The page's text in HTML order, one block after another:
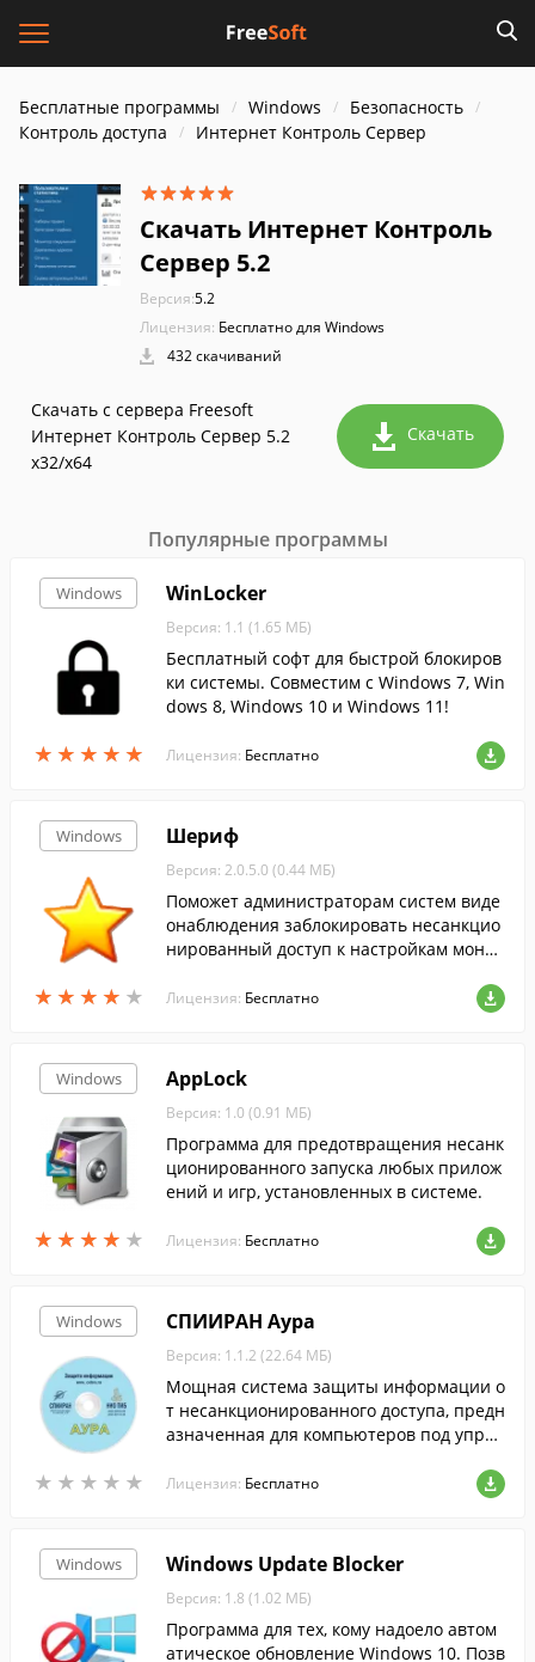
Бесплатные программы Windows
Безопасность
Контроль доступа
Интернет Контроль Сервер
Скачать Интернет Контроль
Сервер 5.2
Версия:5.2
Лицензия: Бесплатно для Windows
432 скачиваний
Скачать с сервера Freesoft
Интернет Контроль Сервер 5.2
x32/x64
Скачать
Популярные программы
Windows
★ ★ ★ ★ ★
★ ★ ★ ★ ★
WinLocker
Версия: 1.1 (1.65 МБ)
Бесплатный софт для быстрой блокиров
ки системы. Совместим с Windows 7, Win
dows 8, Windows 10 и Windows 11!
Лицензия: Бесплатно
Windows
★ ★ ★ ★ ★
★ ★ ★ ★ ★
Шериф
Версия: 2.0.5.0 (0.44 МБ)
Поможет администраторам систем виде
онаблюдения заблокировать несанкцио
нированный доступ к настройкам монит
м.
Лицензия: Бесплатно
Windows
★ ★ ★ ★ ★
★ ★ ★ ★ ★
AppLock
Версия: 1.0 (0.91 МБ)
Программа для предотвращения несанк
ционированного запуска любых прилож
ений и игр, установленных в системе.
Лицензия: Бесплатно
Windows
★ ★ ★ ★ ★
★ ★ ★ ★ ★
СПИИРАН Аура
Версия: 1.1.2 (22.64 МБ)
Мощная система защиты информации о
т несанкционированного доступа, предн
азначенная для компьютеров под управ
Лицензия: Бесплатно
Windows Windows Update Blocker
Версия: 1.8 (1.02 МБ)
Программа для тех, кому надоело автом
атическое обновление Windows 10. Позв